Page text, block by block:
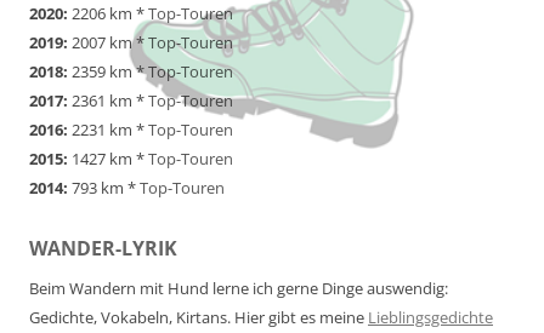
2020: 2206 km *Top-Touren
2019: 2007 km *Top-Touren
2018: 2359 km *Top-Touren
2017: 2361 km *Top-Touren
2016: 2231 km *Top-Touren
2015: 1427 km *Top-Touren
2014: 793 km *Top-Touren
WANDER-LYRIK
Beim Wandern mit Hund lerne ich gerne Dinge auswendig:
Gedichte, Vokabeln, Kirtans. Hier gibt es meine Lieblingsgedichte